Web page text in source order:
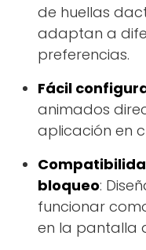
de huellas
adaptan a
preferencias.
Fácil
animados
aplicación en
bloqueo:
funcionar
en la pantalla